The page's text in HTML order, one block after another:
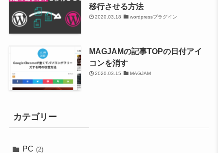
移行させる方法
2020.03.18 wordpressプラグイン
MAGJAMの記事TOPの日付アイ
コンを消す
2020.03.15 MAGJAM
カテゴリー
PC (2)